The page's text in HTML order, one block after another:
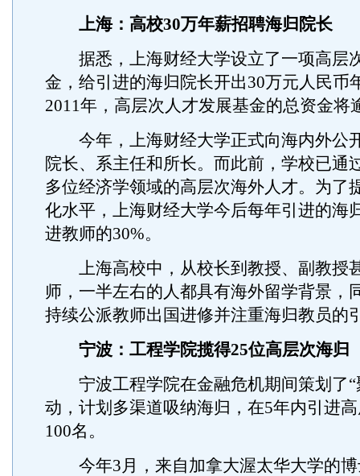
上海：高校30万年薪招聘海归院长
据悉，上海财经大学设立了一项高层
金，给引进的海归院长开出30万元人民币
2011年，高层次人才发展基金的总资金将
今年，上海财经大学正式向海内外公
院长、系主任和所长。而此前，学校已通
多位经济学领域的高层次海外人才。为了
化水平，上海财经大学今后每年引进的海
进教师的30%。
上海高校中，从校长到教授、副教授
师，一半左右的人都具有海外留学背景，
持续公派教师出国进修并注重海归教员的
宁波：工程学院揽得25位高层次海归
宁波工程学院在金融危机期间策划了“
动，计划多渠道吸纳海归，在5年内引进
100名。
今年3月，来自加拿大渥太华大学的博